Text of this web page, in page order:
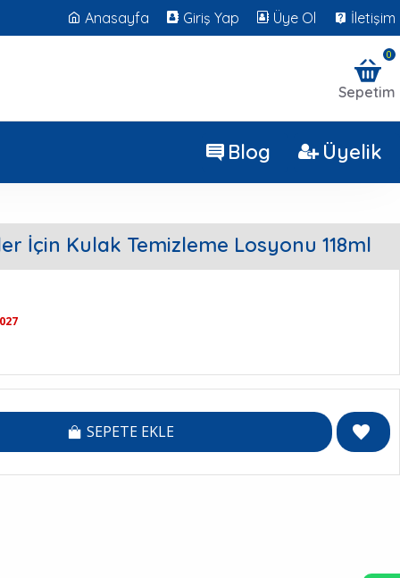
Anasayfa Giriş Yap Üye Ol İletişim
Sepetim
0
Blog Üyelik
İçin Kulak Temizleme Losyonu 118ml
SEPETE EKLE